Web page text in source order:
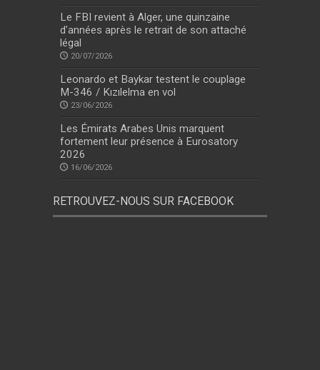
Le FBI revient à Alger, une quinzaine
d’années après le retrait de son attaché
légal
20/07/2026
Leonardo et Baykar testent le couplage
M-346 / Kızılelma en vol
23/06/2026
Les Émirats Arabes Unis marquent
fortement leur présence à Eurosatory
2026
16/06/2026
RETROUVEZ-NOUS SUR FACEBOOK